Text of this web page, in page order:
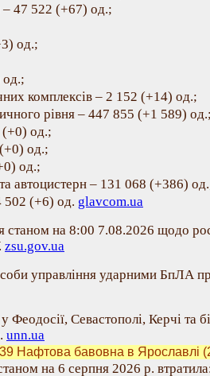
– 47 522 (+67) од.;
од.;
од.;
комплексів – 2 152 (+14) од.;
рівня – 447 855 (+1 589)
(+0) од.;
(+0) од.;
од.;
автоцистерн – 131 068 (+386)
502 (+6) од. glavcom.ua
станом на 8:00 7.08.2026 щодо
zsu.gov.ua
управління ударними БпЛА
Феодосії, Севастополі, Керчі та
unn.ua
Нафтова бавовна в Ярославлі
на 6 серпня 2026 р.